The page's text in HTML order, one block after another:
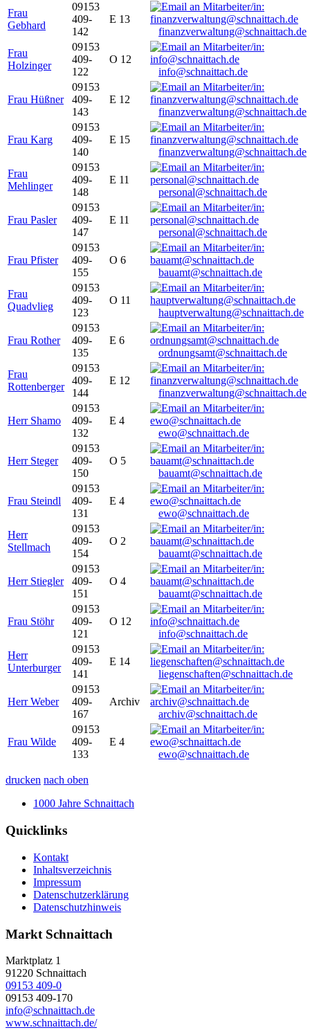
Frau
Gebhard
09153
409-
142
E 13
finanzverwaltung@schnaittach.de
Frau
Holzinger
09153
409-
122
O 12
info@schnaittach.de
Frau Hüßner
09153
409-
143
E 12
finanzverwaltung@schnaittach.de
Frau Karg
09153
409-
140
E 15
finanzverwaltung@schnaittach.de
Frau
Mehlinger
09153
409-
148
E 11
personal@schnaittach.de
Frau Pasler
09153
409-
147
E 11
personal@schnaittach.de
Frau Pfister
09153
409-
155
O 6
bauamt@schnaittach.de
Frau
Quadvlieg
09153
409-
123
O 11
hauptverwaltung@schnaittach.de
Frau Rother
09153
409-
135
E 6
ordnungsamt@schnaittach.de
Frau
Rottenberger
09153
409-
144
E 12
finanzverwaltung@schnaittach.de
Herr Shamo
09153
409-
132
E 4
ewo@schnaittach.de
Herr Steger
09153
409-
150
O 5
bauamt@schnaittach.de
Frau Steindl
09153
409-
131
E 4
ewo@schnaittach.de
Herr
Stellmach
09153
409-
154
O 2
bauamt@schnaittach.de
Herr Stiegler
09153
409-
151
O 4
bauamt@schnaittach.de
Frau Stöhr
09153
409-
121
O 12
info@schnaittach.de
Herr
Unterburger
09153
409-
141
E 14
liegenschaften@schnaittach.de
Herr Weber
09153
409-
167
Archiv
archiv@schnaittach.de
Frau Wilde
09153
409-
133
E 4
ewo@schnaittach.de
drucken nach oben
1000 Jahre Schnaittach
Quicklinks
Kontakt
Inhaltsverzeichnis
Impressum
Datenschutzerklärung
Datenschutzhinweis
Markt Schnaittach
Marktplatz 1
91220 Schnaittach
09153 409-0
09153 409-170
info@schnaittach.de
www.schnaittach.de/